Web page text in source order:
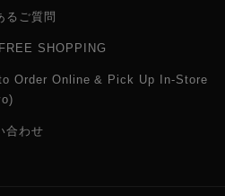
るご質問
SHOPPING
Order Online & Pick Up In-Store
合わせ